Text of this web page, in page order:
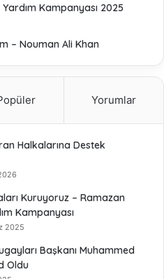
Kampanyası 2025
– Nouman Ali Khan
Yorumlar
Halkalarına Destek
Kuruyoruz – Ramazan
Kampanyası
2025
Başkanı Muhammed
Oldu